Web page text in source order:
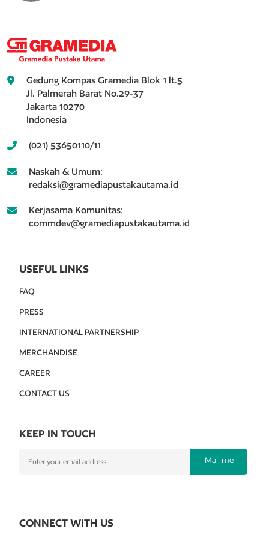
Gedung Kompas Gramedia Blok 1 lt.5
Jl. Palmerah Barat No.29-37
Jakarta 10270
Indonesia
(021) 53650110/11
Naskah & Umum:
redaksi@gramediapustakautama.id
Kerjasama Komunitas:
commdev@gramediapustakautama.id
USEFUL LINKS
FAQ
PRESS
INTERNATIONAL PARTNERSHIP
MERCHANDISE
CAREER
CONTACT US
KEEP IN TOUCH
Mail me
CONNECT WITH US